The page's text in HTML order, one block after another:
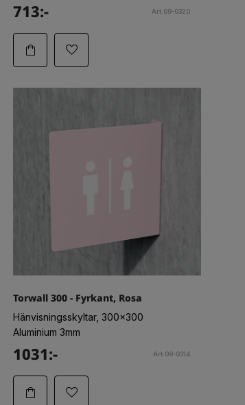
713:- Art.09-0320
Torwall 300 - Fyrkant, Rosa
Hänvisningsskyltar, 300x300
Aluminium 3mm
1031:- Art.09-0314